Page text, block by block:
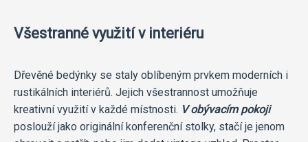
Všestranné využití v interiéru
Dřevěné bedýnky se staly oblíbeným prvkem moderních i
rustikálních interiérů. Jejich všestrannost umožňuje
kreativní využití v každé místnosti. V obývacím pokoji
poslouží jako originální konferenční stolky, stačí je jenom